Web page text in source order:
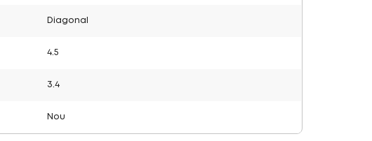
Diagonal
4.5
3.4
Nou